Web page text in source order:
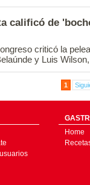
calificó de
criticó la
y Luis
1
Home